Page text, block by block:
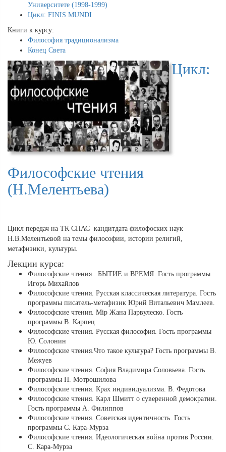
Университете (1998-1999)
Цикл: FINIS MUNDI
Книги к курсу:
Философия традиционализма
Конец Света
Цикл:
Философские чтения
(Н.Мелентьева)
Цикл передач на ТК СПАС кандитдата филофоских наук
Н.В.Мелентьевой на темы философии, истории религий,
метафизики, культуры.
Лекции курса:
Философские чтения.. БЫТИЕ и ВРЕМЯ. Гость программы
Игорь Михайлов
Философские чтения. Русская классическая литература. Гость
программы писатель-метафизик Юрий Витальевич Мамлеев.
Философские чтения. Мiр Жана Парвулеско. Гость
программы В. Карпец
Философские чтения. Русская философия. Гость программы
Ю. Солонин
Философские чтения.Что такое культура? Гость программы В.
Межуев
Философские чтения. София Владимира Соловьева. Гость
программы Н. Мотрошилова
Философские чтения. Крах индивидуализма. В. Федотова
Философские чтения. Карл Шмитт о суверенной демократии.
Гость программы А. Филиппов
Философские чтения. Советская идентичность. Гость
программы С. Кара-Мурза
Философские чтения. Идеологическая война против России.
С. Кара-Мурза